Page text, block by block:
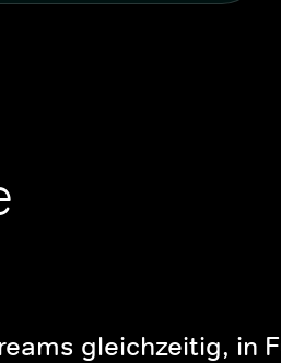
gleichzeitig, in